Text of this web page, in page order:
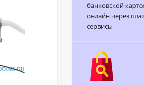
банковской
онлайн через
сервисы